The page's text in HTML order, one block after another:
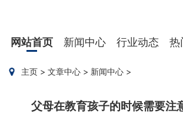
网站首页 新闻中心 行业动态 热
主页 >文章中心 > 新闻中心 >
父母在教育孩子的时候需要注